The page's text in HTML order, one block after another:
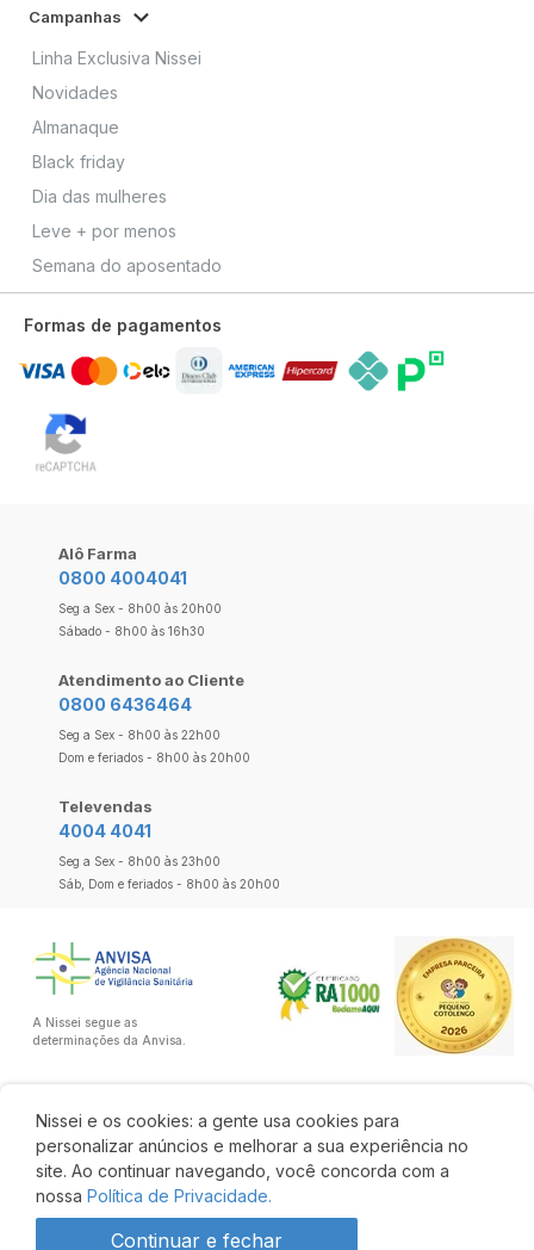
Nissei e os cookies: a gente usa cookies para
personalizar anúncios e melhorar a sua experiência no
site. Ao continuar navegando, você concorda com a
nossa Política de Privacidade.
Continuar e fechar
Campanhas
Linha Exclusiva Nissei
Novidades
Almanaque
Black friday
Dia das mulheres
Leve + por menos
Semana do aposentado
Formas de pagamentos
Alô Farma
0800 4004041
Seg a Sex - 8h00 às 20h00
Sábado - 8h00 às 16h30
Atendimento ao Cliente
0800 6436464
Seg a Sex - 8h00 às 22h00
Dom e feriados - 8h00 às 20h00
Televendas
4004 4041
Seg a Sex - 8h00 às 23h00
Sáb, Dom e feriados - 8h00 às 20h00
A Nissei segue as
determinações da Anvisa.